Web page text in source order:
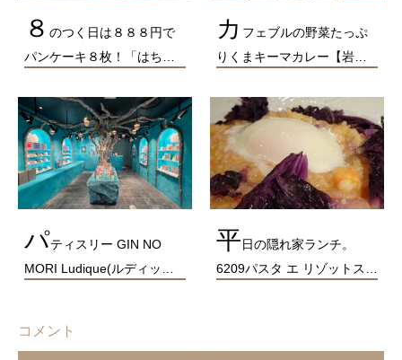
８ のつく日は８８８円で
パンケーキ８枚！「はち…
カ フェブルの野菜たっぷ
りくまキーマカレー【岩…
パティスリー GIN NO
MORI Ludique(ルディッ…
平日の隠れ家ランチ。
6209パスタ エ リゾットス…
コメント